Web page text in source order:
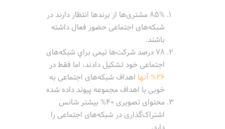
85% مشتری‌ها از برندها انتظار دارند در
شبکه‌های اجتماعی حضور فعال داشته
باشند.
78 درصد شركت‌ها تيمی براي شبكه‌های
اجتماعی خود تشكيل دادند، اما فقط در
26% آنها
اهداف شبكه‌های اجتماعی به
خوبی با اهداف مجموعه پيوند داده شده
محتوای تصویری 40% بیشتر شانس
اشتراک‌گذاری در شبکه‌های اجتماعی را